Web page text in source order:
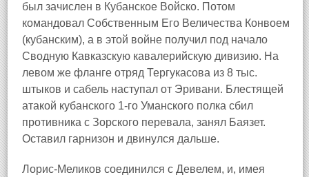
был зачислен в Кубанское Войско. Потом
командовал Собственным Его Величества Конвоем
(кубанским), а в этой войне получил под начало
Сводную Кавказскую кавалерийскую дивизию. На
левом же фланге отряд Тергукасова из 8 тыс.
штыков и сабель наступал от Эривани. Блестящей
атакой кубанского 1-го Уманского полка сбил
противника с Зорского перевала, занял Баязет.
Оставил гарнизон и двинулся дальше.
Лорис-Меликов соединился с Девелем, и, имея